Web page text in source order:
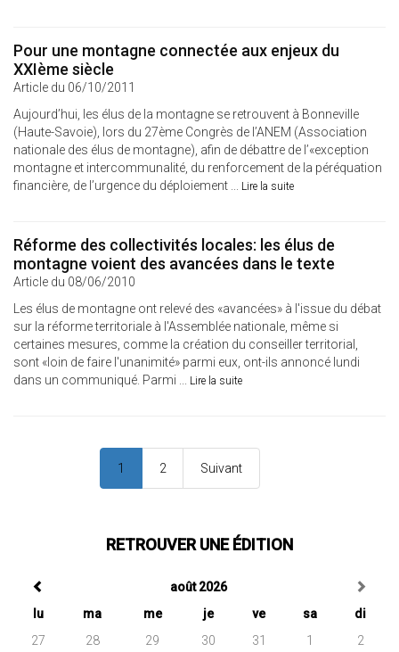
Pour une montagne connectée aux enjeux du
XXIème siècle
Article du 06/10/2011
Aujourd’hui, les élus de la montagne se retrouvent à Bonneville
(Haute-Savoie), lors du 27ème Congrès de l’ANEM (Association
nationale des élus de montagne), afin de débattre de l’«exception
montagne et intercommunalité, du renforcement de la péréquation
financière, de l’urgence du déploiement ... Lire la suite
Réforme des collectivités locales: les élus de
montagne voient des avancées dans le texte
Article du 08/06/2010
Les élus de montagne ont relevé des «avancées» à l'issue du débat
sur la réforme territoriale à l'Assemblée nationale, même si
certaines mesures, comme la création du conseiller territorial,
sont «loin de faire l'unanimité» parmi eux, ont-ils annoncé lundi
dans un communiqué. Parmi ... Lire la suite
1 2 Suivant
RETROUVER UNE ÉDITION
août 2026
lu
ma me je ve sa
di
27
28 29 30 31 1
2